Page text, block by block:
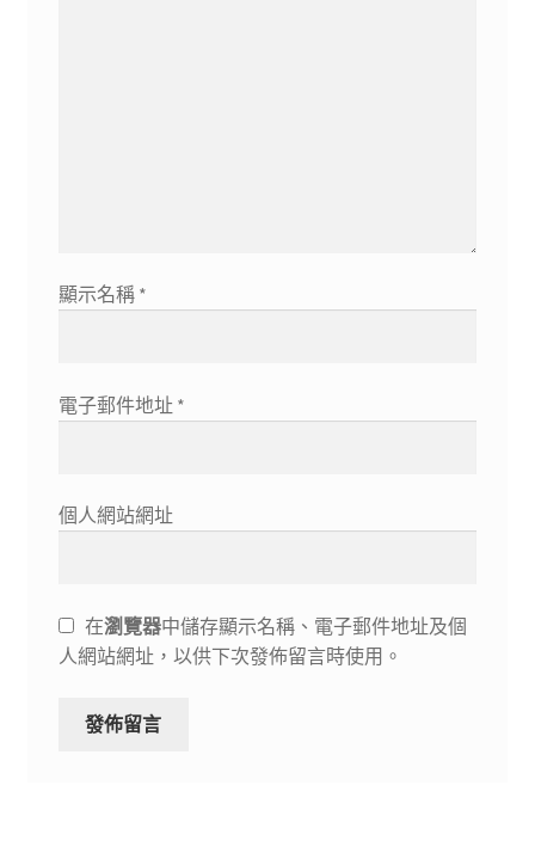
顯示名稱 *
電子郵件地址 *
個人網站網址
在瀏覽器中儲存顯示名稱、電子郵件地址及個
人網站網址，以供下次發佈留言時使用。